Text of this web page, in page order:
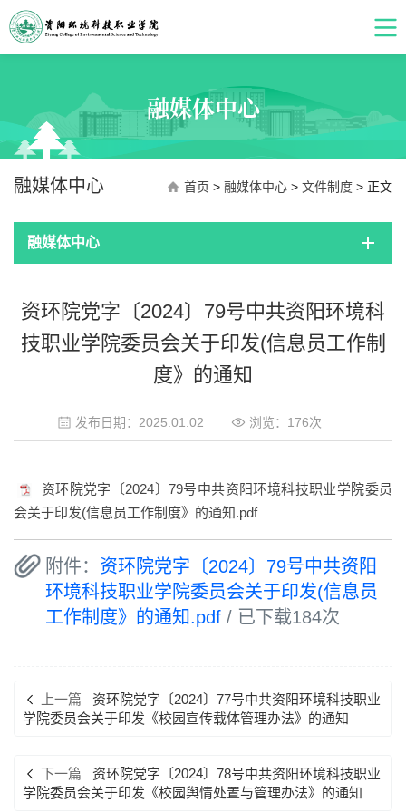
融媒体中心
融媒体中心 首页 > 融媒体中心 > 文件制度 > 正文
融媒体中心
资环院党字〔2024〕79号中共资阳环境科
技职业学院委员会关于印发(信息员工作制
度》的通知
发布日期：2025.01.02 浏览： 176次
资环院党字〔2024〕79号中共资阳环境科技职业学院委员
会关于印发(信息员工作制度》的通知.pdf
附件： 资环院党字〔2024〕79号中共资阳
环境科技职业学院委员会关于印发(信息员
工作制度》的通知.pdf / 已下载184次
上一篇
资环院党字〔2024〕77号中共资阳环境科技职业
学院委员会关于印发《校园宣传载体管理办法》的通知
下一篇
资环院党字〔2024〕78号中共资阳环境科技职业
学院委员会关于印发《校园舆情处置与管理办法》的通知